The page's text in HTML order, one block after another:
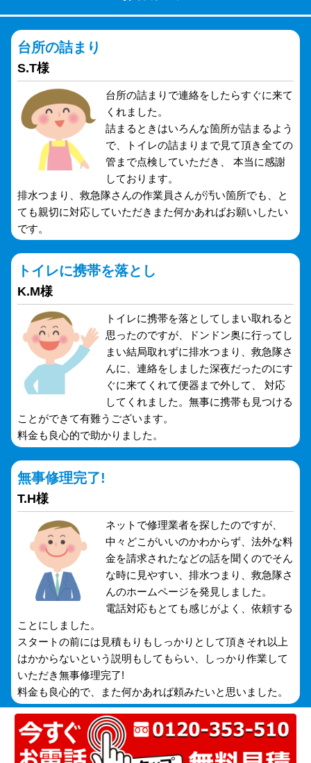
台所の詰まり
S.T様
台所の詰まりで連絡をしたらすぐに来て
くれました。
詰まるときはいろんな箇所が詰まるよう
で、トイレの詰まりまで見て頂き全ての
管まで点検していただき、 本当に感謝
しております。
排水つまり、救急隊さんの作業員さんが汚い箇所でも、と
ても親切に対応していただきまた何かあればお願いしたい
です。
トイレに携帯を落とし
K.M様
トイレに携帯を落としてしまい取れると
思ったのですが、ドンドン奥に行ってし
まい結局取れずに排水つまり、救急隊さ
んに、連絡をしました深夜だったのにす
ぐに来てくれて便器まで外して、 対応
してくれました。無事に携帯も見つける
ことができて有難うございます。
料金も良心的で助かりました。
無事修理完了!
T.H様
ネットで修理業者を探したのですが、
中々どこがいいのかわからず、法外な料
金を請求されたなどの話を聞くのでそん
な時に見やすい、排水つまり、救急隊さ
んのホームページを発見しました。
電話対応もとても感じがよく、依頼する
ことにしました。
スタートの前には見積もりもしっかりとして頂きそれ以上
はかからないという説明もしてもらい、しっかり作業して
いただき無事修理完了!
料金も良心的で、また何かあれば頼みたいと思いました。